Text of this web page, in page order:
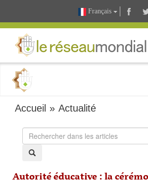
Français
Accueil »Actualité
Autorité éducative : la